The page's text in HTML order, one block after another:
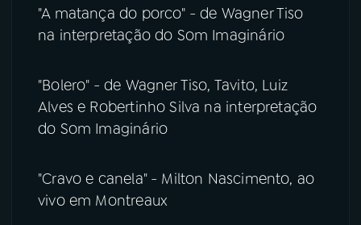
"A matança do porco" - de Wagner Tiso
na interpretação do Som Imaginário
"Bolero" - de Wagner Tiso, Tavito, Luiz
Alves e Robertinho Silva na interpretação
do Som Imaginário
"Cravo e canela" - Milton Nascimento, ao
vivo em Montreaux